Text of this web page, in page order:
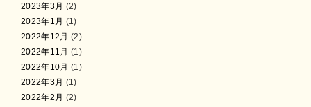
2023年3月 (2)
2023年1月 (1)
2022年12月 (2)
2022年11月 (1)
2022年10月 (1)
2022年3月 (1)
2022年2月 (2)